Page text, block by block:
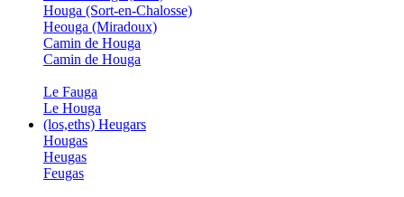
Houga (Sort-en-Chalosse)
Heouga (Miradoux)
Camin de Houga
Camin de Houga
Le Fauga
Le Houga
(los,eths) Heugars
Hougas
Heugas
Feugas